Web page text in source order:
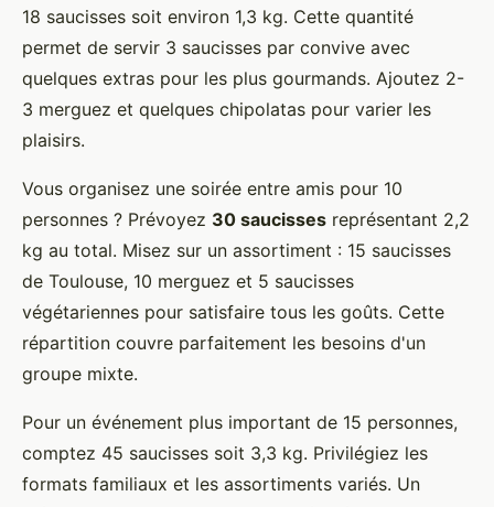
18 saucisses soit environ 1,3 kg. Cette quantité
permet de servir 3 saucisses par convive avec
quelques extras pour les plus gourmands. Ajoutez 2-
3 merguez et quelques chipolatas pour varier les
plaisirs.
Vous organisez une soirée entre amis pour 10
personnes ? Prévoyez 30 saucisses représentant 2,2
kg au total. Misez sur un assortiment : 15 saucisses
de Toulouse, 10 merguez et 5 saucisses
végétariennes pour satisfaire tous les goûts. Cette
répartition couvre parfaitement les besoins d'un
groupe mixte.
Pour un événement plus important de 15 personnes,
comptez 45 saucisses soit 3,3 kg. Privilégiez les
formats familiaux et les assortiments variés. Un